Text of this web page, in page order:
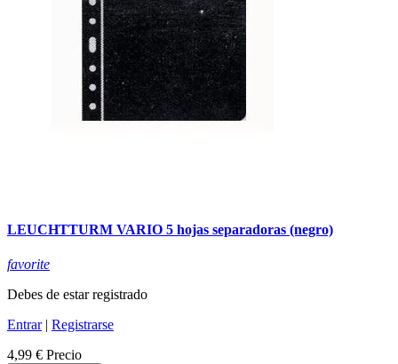
LEUCHTTURM VARIO 5 hojas separadoras (negro)
favorite
Debes de estar registrado
Entrar| Registrarse
4,99 € Precio